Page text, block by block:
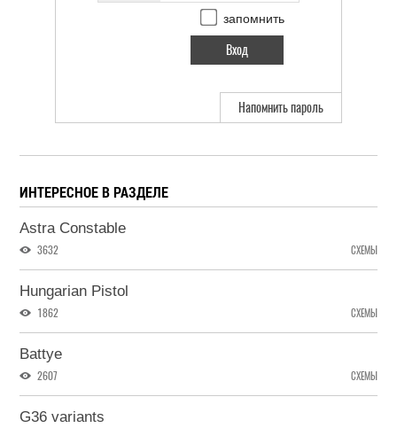
запомнить
Напомнить пароль
ИНТЕРЕСНОЕ В РАЗДЕЛЕ
Astra Constable
3632 СХЕМЫ
Hungarian Pistol
1862 СХЕМЫ
Battye
2607 СХЕМЫ
G36 variants